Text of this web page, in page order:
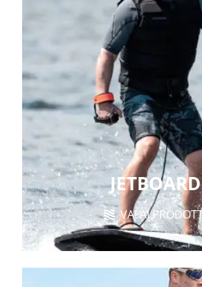
JETBOARD
VAI AI